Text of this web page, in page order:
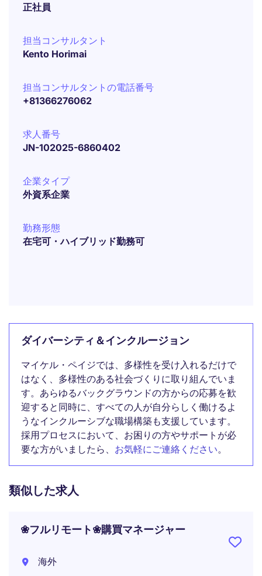
正社員
担当コンサルタント
Kento Horimai
担当コンサルタントの電話番号
+81366276062
求人番号
JN-102025-6860402
企業タイプ
外資系企業
勤務形態
在宅可・ハイブリッド勤務可
ダイバーシティ＆インクルージョン
マイケル・ペイジでは、多様性を受け入れるだけで
はなく、多様性のある社会づくりに取り組んでいま
す。あらゆるバックグラウンドの方からの応募を歓
迎すると同時に、すべての人が自分らしく働けるよ
うなインクルーシブな職場構築も支援しています。
採用プロセスにおいて、お困りの方やサポートが必
要な方がいましたら、 お気軽にご連絡ください。
類似した求人
❀フルリモート❀購買マネージャー
海外